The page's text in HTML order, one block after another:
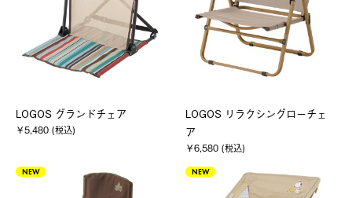
LOGOS グランドチェア
￥5,480 (税込)
LOGOS リラクシングローチェ
ア
￥6,580 (税込)
NEW NEW